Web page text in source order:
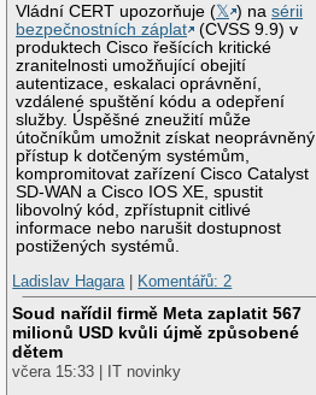
Vládní CERT upozorňuje (𝕏 ) nasérii
bezpečnostních záplat
(CVSS 9.9) v
produktech Cisco řešících kritické
zranitelnosti umožňující obejití
autentizace, eskalaci oprávnění,
vzdálené spuštění kódu a odepření
služby. Úspěšné zneužití může
útočníkům umožnit získat neoprávněný
přístup k dotčeným systémům,
kompromitovat zařízení Cisco Catalyst
SD-WAN a Cisco IOS XE, spustit
libovolný kód, zpřístupnit citlivé
informace nebo narušit dostupnost
postižených systémů.
Ladislav Hagara| Komentářů: 2
Soud nařídil firmě Meta zaplatit 567
milionů USD kvůli újmě způsobené
dětem
včera 15:33 | IT novinky